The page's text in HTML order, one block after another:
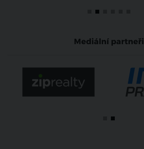
Mediální partneři